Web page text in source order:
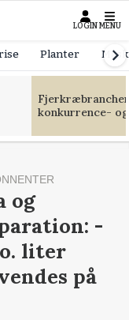
LOGIN MENU
Planter
konkurrence-
og
-
liter
på